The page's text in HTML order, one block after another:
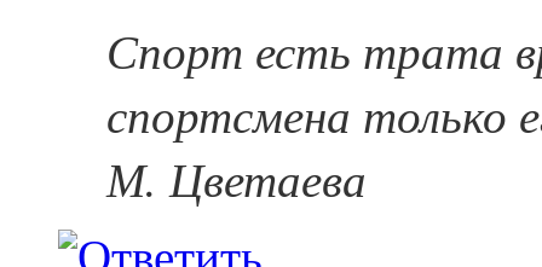
Спорт есть трата
спортсмена только
М. Цветаева